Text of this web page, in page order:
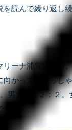
を読んで繰り返し
ーナ浦賀に到着
向かっていらっし
男女比は２：２。
ね。